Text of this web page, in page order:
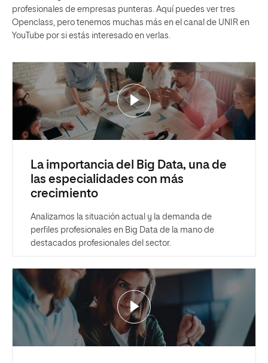
profesionales de empresas punteras. Aquí puedes ver tres
Openclass, pero tenemos muchas más en el canal de UNIR en
YouTube por si estás interesado en verlas.
La importancia del Big Data, una de
las especialidades con más
crecimiento
Analizamos la situación actual y la demanda de
perfiles profesionales en Big Data de la mano de
destacados profesionales del sector.